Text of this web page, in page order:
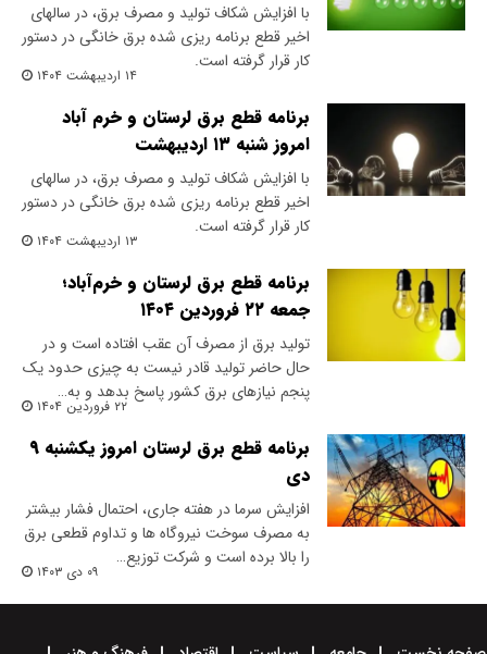
با افزایش شکاف تولید و مصرف برق، در سالهای
اخیر قطع برنامه ریزی شده برق خانگی در دستور
کار قرار گرفته است.
۱۴ اردیبهشت ۱۴۰۴
برنامه قطع برق لرستان و خرم آباد
امروز شنبه ۱۳ اردیبهشت
با افزایش شکاف تولید و مصرف برق، در سالهای
اخیر قطع برنامه ریزی شده برق خانگی در دستور
کار قرار گرفته است.
۱۳ اردیبهشت ۱۴۰۴
برنامه قطع برق لرستان و خرم‌آباد؛
جمعه ۲۲ فروردین ۱۴۰۴
تولید برق از مصرف آن عقب افتاده است و در
حال حاضر تولید قادر نیست به چیزی حدود یک
پنجم نیازهای برق کشور پاسخ بدهد و به…
۲۲ فروردین ۱۴۰۴
برنامه قطع برق لرستان امروز یکشنبه ۹
دی
افزایش سرما در هفته جاری، احتمال فشار بیشتر
به مصرف سوخت نیروگاه ها و تداوم قطعی برق
را بالا برده است و شرکت‌ توزیع…
۰۹ دی ۱۴۰۳